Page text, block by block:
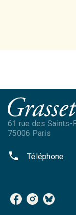
61 rue des Saints-
75006 Paris
phone Téléphone